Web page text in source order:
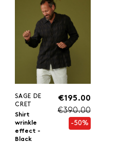
SAGE DE
CRET
Shirt
wrinkle
effect -
Black
€195.00
€390.00
-50%